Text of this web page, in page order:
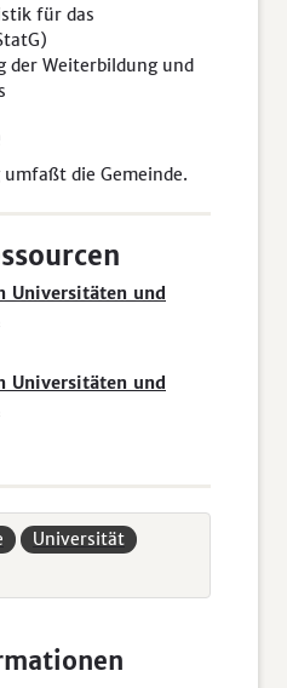
für das
der Weiterbildung und
die Gemeinde.
Universitäten und
Universitäten und
Universität